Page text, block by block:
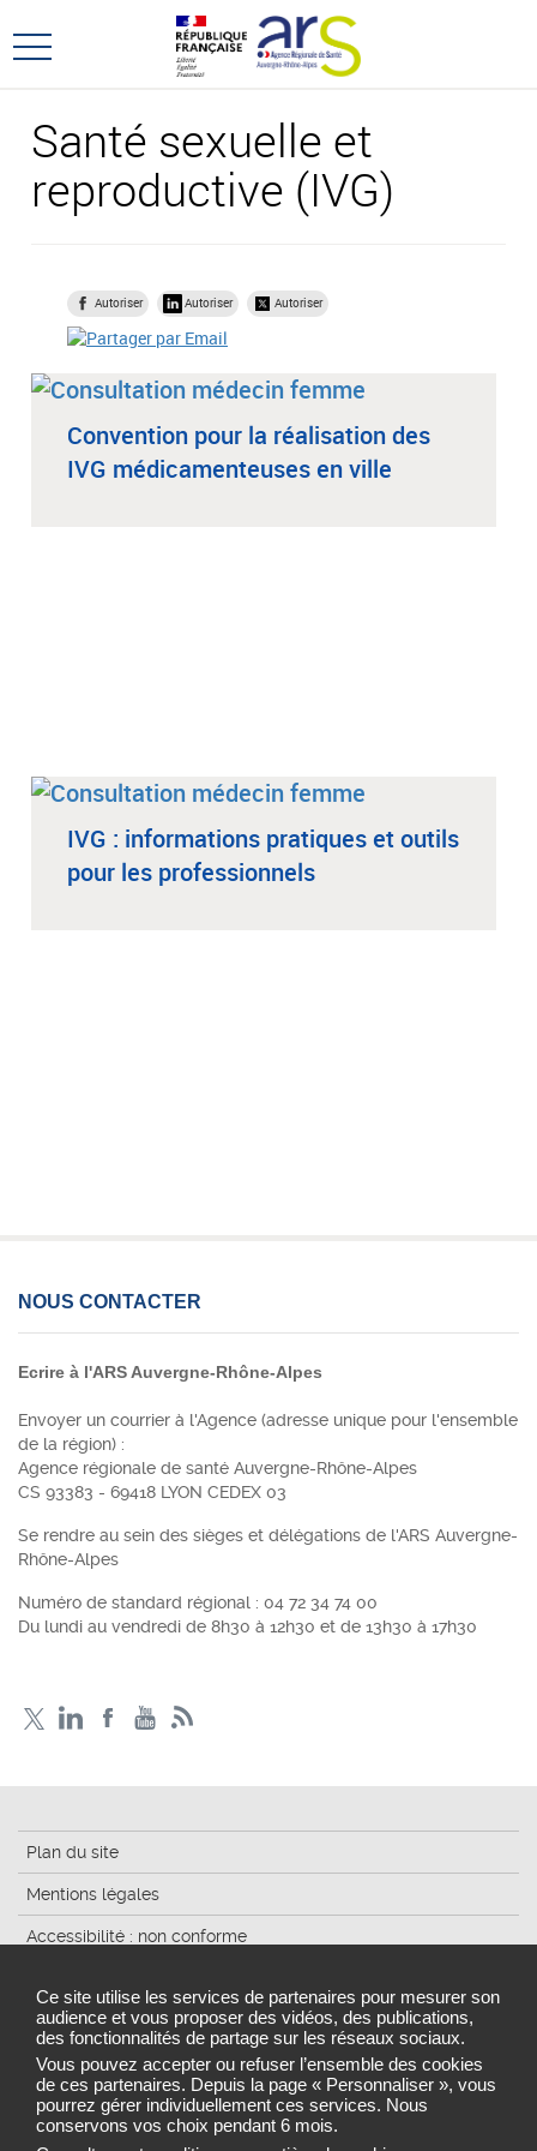
Ce site utilise les services de partenaires pour mesurer son
audience et vous proposer des vidéos, des publications,
des fonctionnalités de partage sur les réseaux sociaux.
Vous pouvez accepter ou refuser l’ensemble des cookies
de ces partenaires. Depuis la page « Personnaliser », vous
pourrez gérer individuellement ces services. Nous
conservons vos choix pendant 6 mois.
au
menu
au
contenu
Ouvrir
principal
Santé sexuelle et
reproductive (IVG)
Autoriser Autoriser Autoriser
Convention pour la réalisation des
IVG médicamenteuses en ville
IVG : informations pratiques et outils
pour les professionnels
NOUS CONTACTER
Ecrire à l'ARS Auvergne-Rhône-Alpes
Envoyer un courrier à l'Agence (adresse unique pour l'ensemble
de la région) :
Agence régionale de santé Auvergne-Rhône-Alpes
CS 93383 - 69418 LYON CEDEX 03
Se rendre au sein des sièges et délégations de l'ARS Auvergne-
Rhône-Alpes
Numéro de standard régional : 04 72 34 74 00
Du lundi au vendredi de 8h30 à 12h30 et de 13h30 à 17h30
Plan du site
Mentions légales
Accessibilité : non conforme
Cookies
Gestion des cookies